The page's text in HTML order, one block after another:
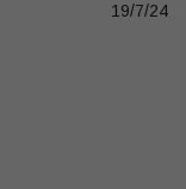
19/7/24